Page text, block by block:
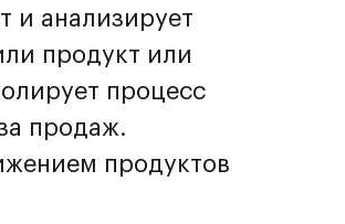
и анализирует
продукт или
процесс
продаж.
продуктов